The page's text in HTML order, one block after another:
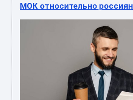
МОК относительно россиян